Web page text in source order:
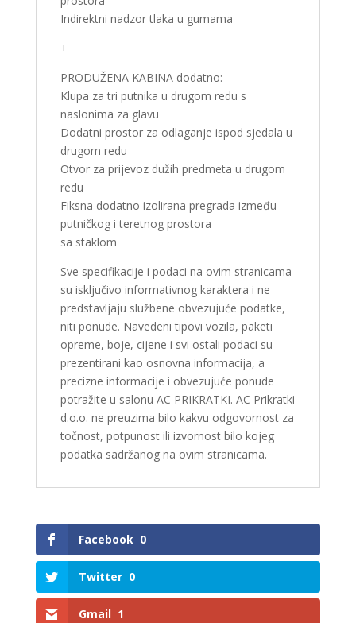
Indirektni nadzor tlaka u gumama
+
PRODUŽENA KABINA dodatno:
Klupa za tri putnika u drugom redu s
naslonima za glavu
Dodatni prostor za odlaganje ispod sjedala u
drugom redu
Otvor za prijevoz dužih predmeta u drugom
redu
Fiksna dodatno izolirana pregrada između
putničkog i teretnog prostora
sa staklom
Sve specifikacije i podaci na ovim stranicama
su isključivo informativnog karaktera i ne
predstavljaju službene obvezujuće podatke,
niti ponude. Navedeni tipovi vozila, paketi
opreme, boje, cijene i svi ostali podaci su
prezentirani kao osnovna informacija, a
precizne informacije i obvezujuće ponude
potražite u salonu AC PRIKRATKI. AC Prikratki
d.o.o. ne preuzima bilo kakvu odgovornost za
točnost, potpunost ili izvornost bilo kojeg
podatka sadržanog na ovim stranicama.
Facebook 0
Twitter 0
Gmail 1